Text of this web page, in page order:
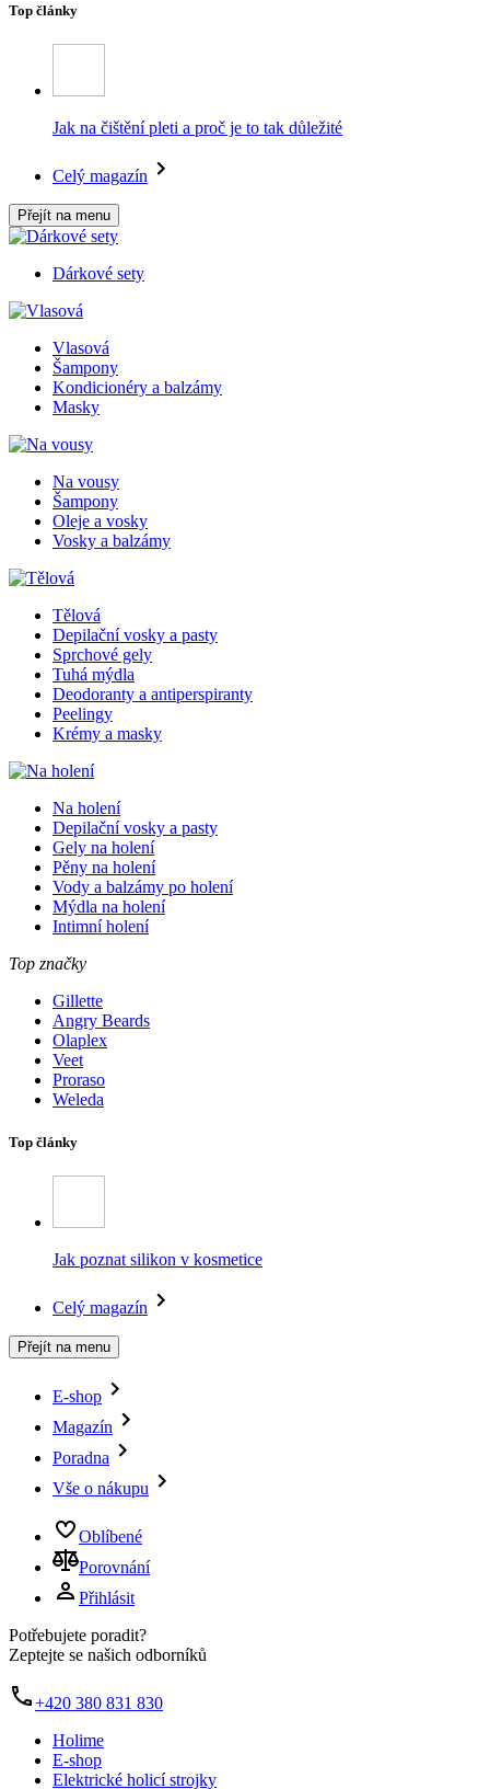
Top články
Jak na čištění pleti a proč je to tak důležité
Celý magazín
Přejít na menu
Dárkové sety
Vlasová
Šampony
Kondicionéry a balzámy
Masky
Na vousy
Šampony
Oleje a vosky
Vosky a balzámy
Tělová
Depilační vosky a pasty
Sprchové gely
Tuhá mýdla
Deodoranty a antiperspiranty
Peelingy
Krémy a masky
Na holení
Depilační vosky a pasty
Gely na holení
Pěny na holení
Vody a balzámy po holení
Mýdla na holení
Intimní holení
Top značky
Gillette
Angry Beards
Olaplex
Veet
Proraso
Weleda
Top články
Jak poznat silikon v kosmetice
Celý magazín
Přejít na menu
E-shop
Magazín
Poradna
Vše o nákupu
Oblíbené
Porovnání
Přihlásit
Potřebujete poradit?
Zeptejte se našich odborníků
+420 380 831 830
Holime
E-shop
Elektrické holicí strojky